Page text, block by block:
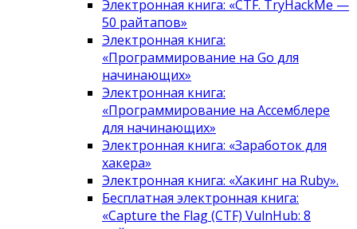
Электронная книга: «CTF. TryHackMe —
50 райтапов»
Электронная книга:
«Программирование на Go для
начинающих»
Электронная книга:
«Программирование на Ассемблере
для начинающих»
Электронная книга: «Заработок для
хакера»
Электронная книга: «Хакинг на Ruby».
Бесплатная электронная книга:
«Capture the Flag (CTF) VulnHub: 8